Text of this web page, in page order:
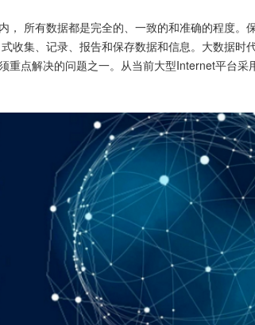
， 所有数据都是完全的、一致的和准确的程度。
收集、记录、报告和保存数据和信息。大数据
重点解决的问题之一。从当前大型Internet平台采